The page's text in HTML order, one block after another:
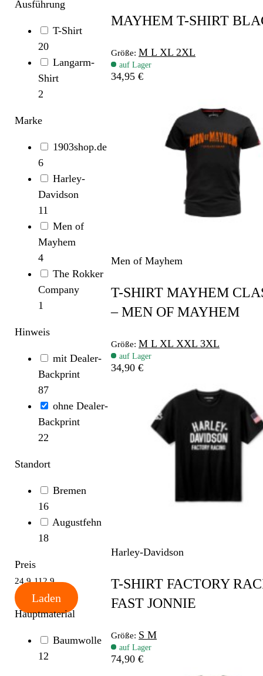
Ausführung
T-Shirt
20
Langarm-
Shirt
2
Marke
1903shop.de
6
Harley-
Davidson
11
Men of
Mayhem
4
The Rokker
Company
1
Hinweis
mit Dealer-
Backprint
87
ohne Dealer-
Backprint
22
Standort
Bremen
16
Augustfehn
18
Preis
24.9 112.9
Laden
Hauptmaterial
Baumwolle
12
MAYHEM T-SHIRT
Größe: ML XL 2XL
auf Lager
34,95 €
Men of Mayhem
T-SHIRT MAYHEM
– MEN OF MAYHEM
Größe: ML XL XXL3XL
auf Lager
34,90 €
Harley-Davidson
T-SHIRT FACTORY
FAST JONNIE
Größe: SM
auf Lager
74,90 €